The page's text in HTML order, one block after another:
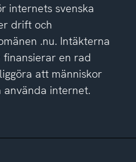
internets svenska
drift och
.nu. Intäkterna
en rad
att människor
använda internet.